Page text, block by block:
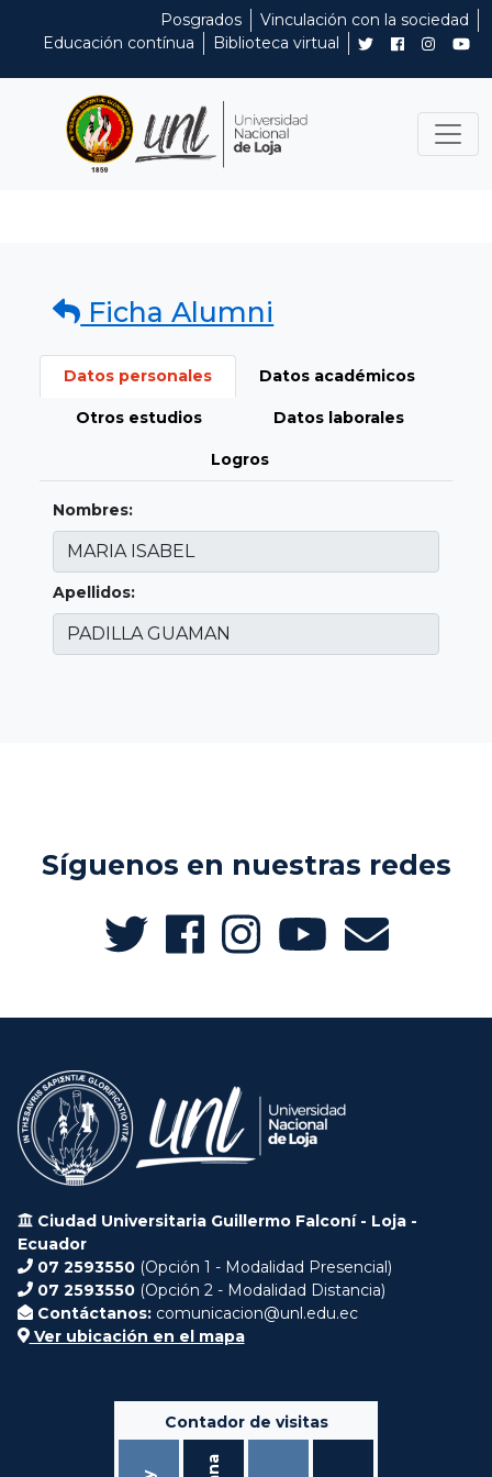
Posgrados
Vinculación con la sociedad
Educación contínua
Biblioteca virtual
Ficha Alumni
Datos personales Datos académicos
Otros estudios Datos laborales
Logros
Nombres:
Apellidos:
Síguenos en nuestras redes
Ciudad Universitaria Guillermo Falconí - Loja -
Ecuador
07 2593550 (Opción 1 - Modalidad Presencial)
07 2593550 (Opción 2 - Modalidad Distancia)
Contáctanos: comunicacion@unl.edu.ec
Ver ubicación en el mapa
Contador de visitas